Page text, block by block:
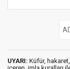
UYARI: Küfür,